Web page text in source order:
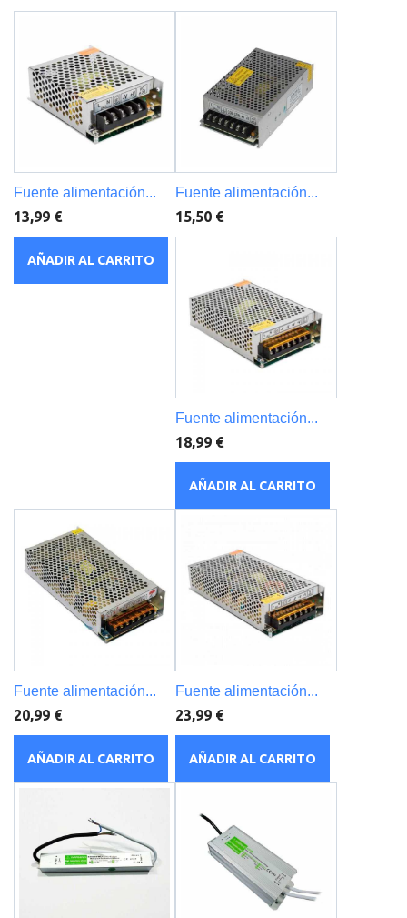
Fuente alimentación...
13,99 €
AÑADIR AL CARRITO
Fuente alimentación...
15,50 €
Fuente alimentación...
18,99 €
AÑADIR AL CARRITO
Fuente alimentación...
20,99 €
AÑADIR AL CARRITO
Fuente alimentación...
23,99 €
AÑADIR AL CARRITO